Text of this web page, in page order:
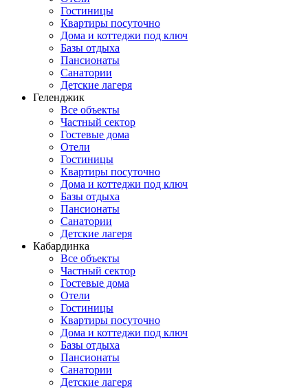
Гостиницы
Квартиры посуточно
Дома и коттеджи под ключ
Базы отдыха
Пансионаты
Санатории
Детские лагеря
Геленджик
Все объекты
Частный сектор
Гостевые дома
Отели
Гостиницы
Квартиры посуточно
Дома и коттеджи под ключ
Базы отдыха
Пансионаты
Санатории
Детские лагеря
Кабардинка
Все объекты
Частный сектор
Гостевые дома
Отели
Гостиницы
Квартиры посуточно
Дома и коттеджи под ключ
Базы отдыха
Пансионаты
Санатории
Детские лагеря